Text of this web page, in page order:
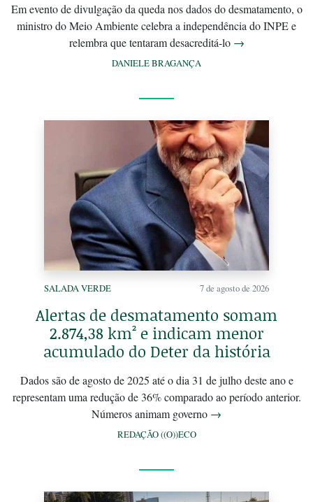
Em evento de divulgação da queda nos dados do desmatamento, o
ministro do Meio Ambiente celebra a independência do INPE e
relembra que tentaram desacreditá-lo →
DANIELE BRAGANÇA
SALADA VERDE 7 de agosto de 2026
Alertas de desmatamento somam
2.874,38 km² e indicam menor
acumulado do Deter da história
Dados são de agosto de 2025 até o dia 31 de julho deste ano e
representam uma redução de 36% comparado ao período anterior.
Números animam governo →
REDAÇÃO ((O))ECO